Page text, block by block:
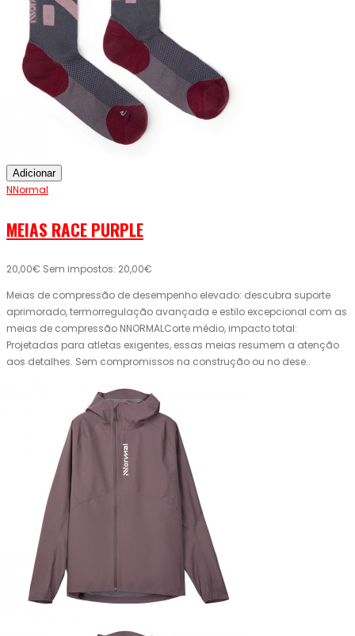
Adicionar
NNormal
MEIAS RACE PURPLE
20,00€ Sem impostos: 20,00€
Meias de compressão de desempenho elevado: descubra suporte
aprimorado, termorregulação avançada e estilo excepcional com as
meias de compressão NNORMALCorte médio, impacto total:
Projetadas para atletas exigentes, essas meias resumem a atenção
aos detalhes. Sem compromissos na construção ou no dese..